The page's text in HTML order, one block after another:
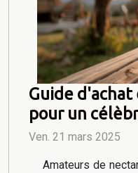
Guide
pour un
Ven. 21 mars 2025
Amateurs de